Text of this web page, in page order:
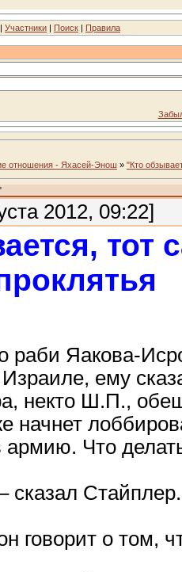
| Участники | Поиск | Правила
отношения - Яхасей-Энош » "Кто
2012, 09:22]
тот
раби Яакова-
ему
некто Ш.П.,
начнет
армию. Что
сказал Стайплер.
говорит о том,